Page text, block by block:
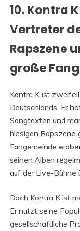
10. Kontra
Vertreter
Rapszene
große
Kontra K ist
Deutschlands. Er
Songtexten und
hiesigen Rapszene
Fangemeinde
seinen Alben
auf der Live-Bühne
Doch Kontra K ist
Er nutzt seine
gesellschaftliche